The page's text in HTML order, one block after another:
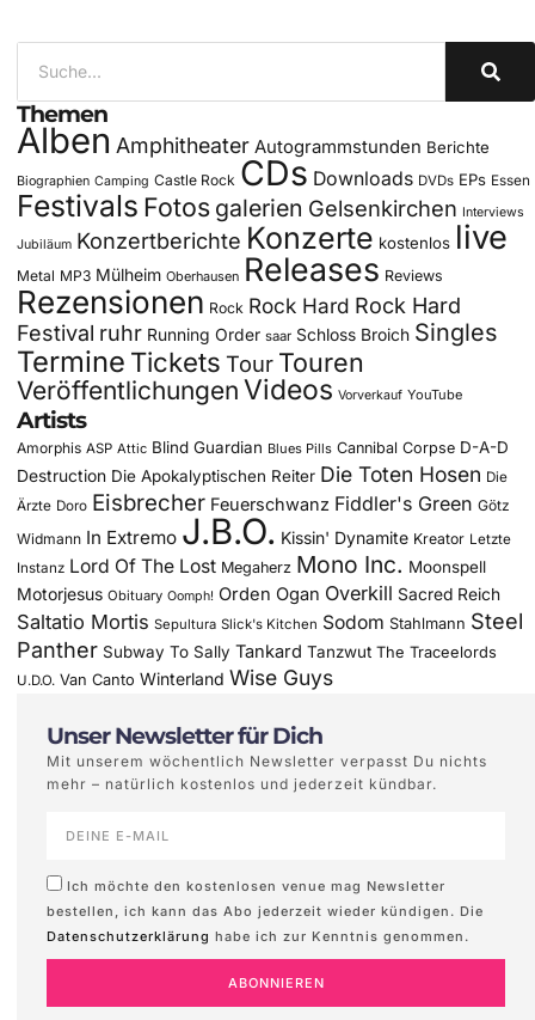
Themen
Alben Amphitheater Autogrammstunden Berichte
Biographien Camping Castle Rock CDs Downloads DVDs EPs Essen
Festivals Fotos galerien Gelsenkirchen Interviews
Jubiläum Konzertberichte Konzerte kostenlos live
Metal MP3 Mülheim Oberhausen Releases Reviews
Rezensionen Rock Rock Hard Rock Hard
Festival ruhr Running Order saar Schloss Broich Singles
Termine Tickets Tour Touren
Veröffentlichungen Videos Vorverkauf YouTube
Artists
Amorphis ASP Attic Blind Guardian Blues Pills Cannibal Corpse D-A-D
Destruction Die Apokalyptischen Reiter Die Toten Hosen Die
Ärzte Doro Eisbrecher Feuerschwanz Fiddler's Green Götz
Widmann In Extremo J.B.O. Kissin' Dynamite Kreator Letzte
Instanz Lord Of The Lost Megaherz Mono Inc. Moonspell
Motorjesus Obituary Oomph! Orden Ogan Overkill Sacred Reich
Saltatio Mortis Sepultura Slick's Kitchen Sodom Stahlmann Steel
Panther Subway To Sally Tankard Tanzwut The Traceelords
U.D.O. Van Canto Winterland Wise Guys
Unser Newsletter für Dich
Mit unserem wöchentlich Newsletter verpasst Du nichts
mehr – natürlich kostenlos und jederzeit kündbar.
Ich möchte den kostenlosen venue mag Newsletter
bestellen, ich kann das Abo jederzeit wieder kündigen. Die
Datenschutzerklärung habe ich zur Kenntnis genommen.
ABONNIEREN